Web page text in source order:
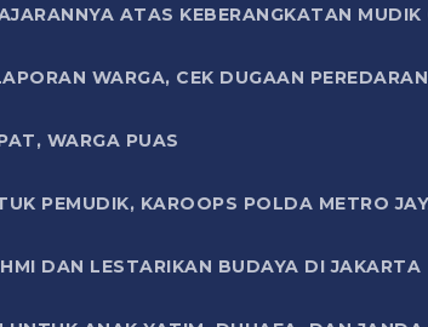
ATAS KEBERANGKATAN
WARGA, CEK DUGAAN
WARGA PUAS
PEMUDIK, KAROOPS POLDA METRO
DAN LESTARIKAN BUDAYA DI JAKARTA